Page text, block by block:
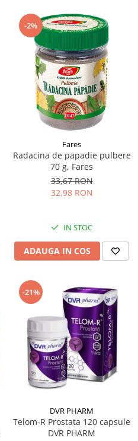
-2%
Fares
Radacina de papadie pulbere
70 g, Fares
33,67 RON
32,98 RON
IN STOC
ADAUGA IN COS
-21%
DVR PHARM
Telom-R Prostata 120 capsule
DVR PHARM